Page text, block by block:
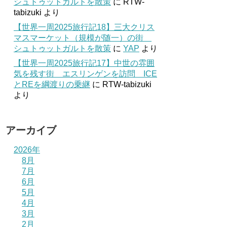
tabizuki より
【世界一周2025旅行記18】三大クリス
マスマーケット（規模が随一）の街
シュトゥットガルトを散策 に YAP より
【世界一周2025旅行記17】中世の雰囲
気を残す街 エスリンゲンを訪問 ICE
とREを綱渡りの乗継 に RTW-tabizuki
より
アーカイブ
2026年
8月
7月
6月
5月
4月
3月
2月